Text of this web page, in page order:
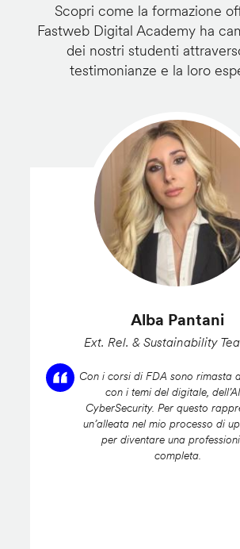
Scopri come la formazione
Fastweb Digital Academy ha
dei nostri studenti
testimonianze e la loro
Alba Pantani
Ext. Rel. & Sustainability
Con i corsi di FDA sono rimasta
con i temi del digitale,
CyberSecurity. Per questo
un’alleata nel mio processo di
per diventare una
completa.